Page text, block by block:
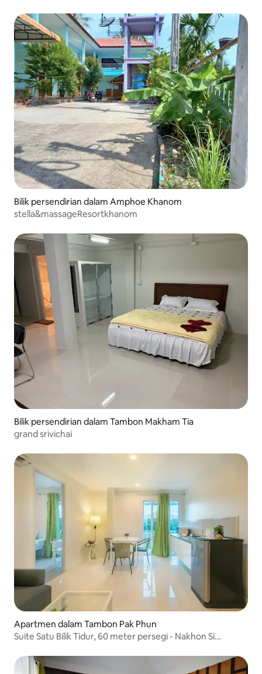
Bilik persendirian dalam Amphoe Khanom
stella&massageResortkhanom
Bilik persendirian dalam Tambon Makham Tia
grand srivichai
Apartmen dalam Tambon Pak Phun
Suite Satu Bilik Tidur, 60 meter persegi - Nakhon Si